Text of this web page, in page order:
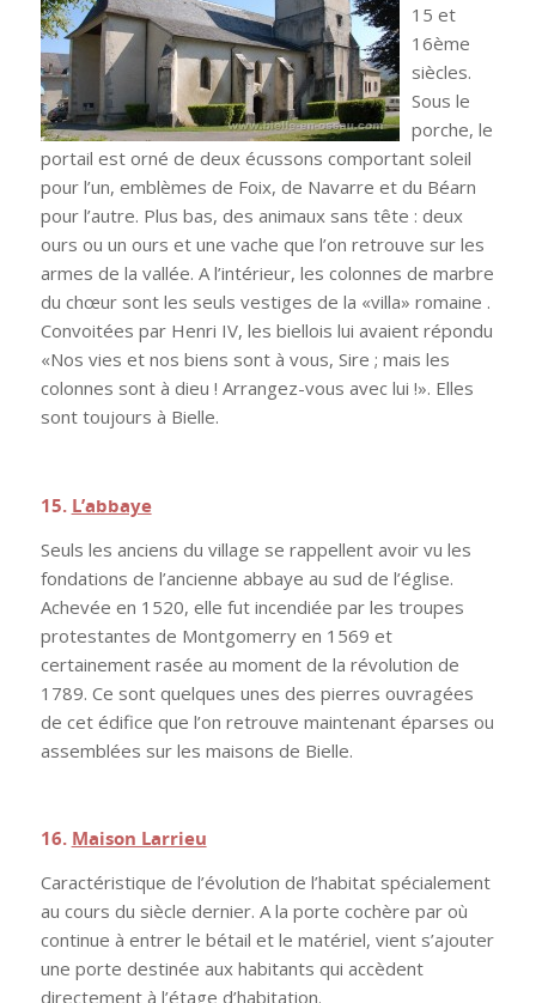
15 et
16ème
siècles.
Sous le
porche, le
portail est orné de deux écussons comportant soleil
pour l’un, emblèmes de Foix, de Navarre et du Béarn
pour l’autre. Plus bas, des animaux sans tête : deux
ours ou un ours et une vache que l’on retrouve sur les
armes de la vallée. A l’intérieur, les colonnes de marbre
du chœur sont les seuls vestiges de la «villa» romaine .
Convoitées par Henri IV, les biellois lui avaient répondu
«Nos vies et nos biens sont à vous, Sire ; mais les
colonnes sont à dieu ! Arrangez-vous avec lui !». Elles
sont toujours à Bielle.
15. L’abbaye
Seuls les anciens du village se rappellent avoir vu les
fondations de l’ancienne abbaye au sud de l’église.
Achevée en 1520, elle fut incendiée par les troupes
protestantes de Montgomerry en 1569 et
certainement rasée au moment de la révolution de
1789. Ce sont quelques unes des pierres ouvragées
de cet édifice que l’on retrouve maintenant éparses ou
assemblées sur les maisons de Bielle.
16. Maison Larrieu
Caractéristique de l’évolution de l’habitat spécialement
au cours du siècle dernier. A la porte cochère par où
continue à entrer le bétail et le matériel, vient s’ajouter
une porte destinée aux habitants qui accèdent
directement à l’étage d’habitation.